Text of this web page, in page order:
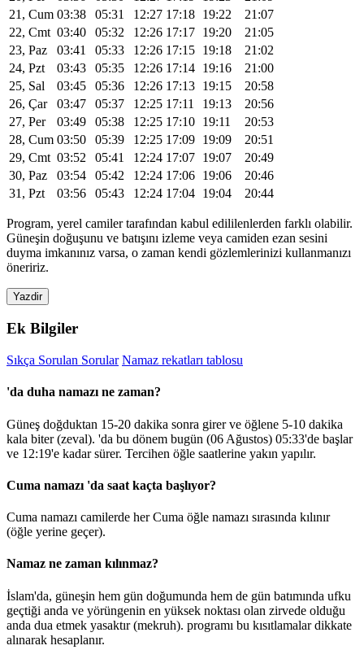
21, Cum 03:38 05:31 12:27 17:18 19:22
21:07
22, Cmt 03:40 05:32 12:26 17:17 19:20
21:05
23, Paz
03:41 05:33 12:26 17:15 19:18
21:02
24, Pzt
03:43 05:35 12:26 17:14 19:16
21:00
25, Sal
03:45 05:36 12:26 17:13 19:15
20:58
26, Çar
03:47 05:37 12:25 17:11 19:13
20:56
27, Per
03:49 05:38 12:25 17:10 19:11
20:53
28, Cum 03:50 05:39 12:25 17:09 19:09
20:51
29, Cmt 03:52 05:41 12:24 17:07 19:07
20:49
30, Paz
03:54 05:42 12:24 17:06 19:06
20:46
31, Pzt
03:56 05:43 12:24 17:04 19:04 20:44
Program, yerel camiler tarafından kabul edililenlerden farklı olabilir.
Güneşin doğuşunu ve batışını izleme veya camiden ezan sesini
duyma imkanınız varsa, o zaman kendi gözlemlerinizi kullanmanızı
öneririz.
Yazdir
Ek Bilgiler
Sıkça Sorulan Sorular Namaz rekatları tablosu
'da duha namazı ne zaman?
Güneş doğduktan 15-20 dakika sonra girer ve öğlene 5-10 dakika
kala biter (zeval). 'da bu dönem bugün (06 Ağustos) 05:33'de başlar
ve 12:19'e kadar sürer. Tercihen öğle saatlerine yakın yapılır.
Cuma namazı 'da saat kaçta başlıyor?
Cuma namazı camilerde her Cuma öğle namazı sırasında kılınır
(öğle yerine geçer).
Namaz ne zaman kılınmaz?
İslam'da, güneşin hem gün doğumunda hem de gün batımında ufku
geçtiği anda ve yörüngenin en yüksek noktası olan zirvede olduğu
anda dua etmek yasaktır (mekruh). programı bu kısıtlamalar dikkate
alınarak hesaplanır.